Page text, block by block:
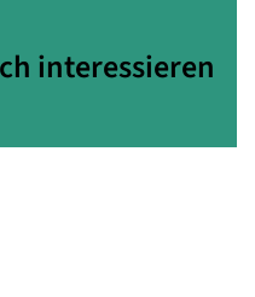
interessieren